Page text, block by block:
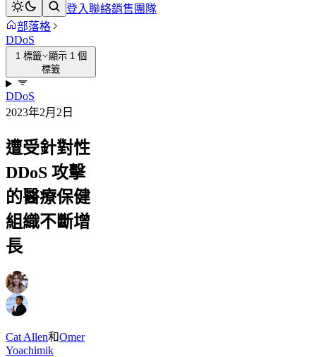
登入聯絡銷售團隊
部落格
DDoS
1 標籤
顯示 1 個
標籤
DDoS
2023年2月2日
遭受針對性
DDoS 攻擊
的醫療保健
組織不斷增
長
Cat Allen和Omer
Yoachimik